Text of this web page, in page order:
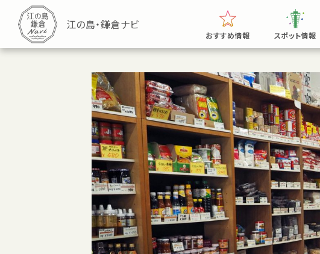
おすすめ情報 スポット情報